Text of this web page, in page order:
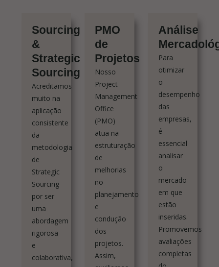
Sourcing
&
Strategic
Sourcing
Acreditamos
muito na
aplicação
consistente
da
metodologia
de
Strategic
Sourcing
por ser
uma
abordagem
rigorosa
e
colaborativa,
PMO
de
Projetos
Nosso
Project
Management
Office
(PMO)
atua na
estruturação
de
melhorias
no
planejamento
e
condução
dos
projetos.
Assim,
Análise
Para
otimizar
o
desempenho
das
empresas,
é
essencial
analisar
o
mercado
em que
estão
inseridas.
Promovemos
avaliações
completas